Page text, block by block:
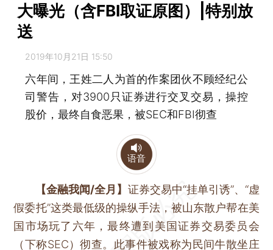
大曝光（含FBI取证原图）|特别放
送
2019年10月21日 15:50
六年间，王姓二人为首的作案团伙不顾经纪公
司警告，对3900只证券进行交叉交易，操控
股价，最终自食恶果，被SEC和FBI彻查
语音
【金融我闻/全月】 证券交易中“挂单引诱”、“虚
假委托”这类最低级的操纵手法，被山东散户帮在美
国市场玩了六年，最终遭到美国证券交易委员会
（下称SEC）彻查。此事件被戏称为民间牛散坐庄